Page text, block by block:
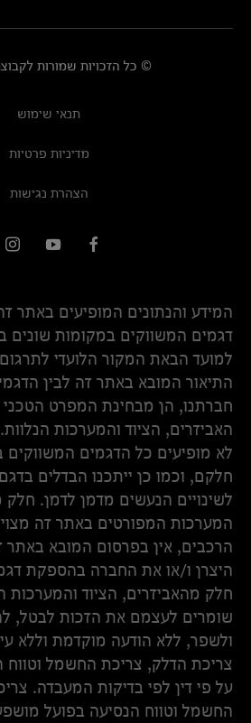
© כל הזכויות שמורות
תנאי שימוש
מדיניות פרטיות
הצהרת נגישות
המידע והנתונים המופיעים באתר
דגמים המשווקים במקומות שונים
למועד הבאת המקור הלועדי
התיאור המובא באתר זה לבין
חברתנו, הן מבחינת המפרט הטכני
האביזרים, הציוד והמערכות
לא מופיעים כל הדגמים
חלקם, וכמו כן ייתכנו הבדלים
לשינויים הנעשים מדמן לדמן. חלק
המערכות המפורטים באתר זה
הרכבים, אין בפרסום המובא באתר
היצרן ו/או את החברה בהספקת
חלק מהאביזרים, הציוד והמערכות
שומרים לעצמם את הזכות לבטל,
ולשפר, ללא הודעה מוקדמת וללא
צריכת הדלק, צריכת החשמל
על פי דין לפי בדיקות המעבדה.
החשמל וטווח הנסיעה בפועל